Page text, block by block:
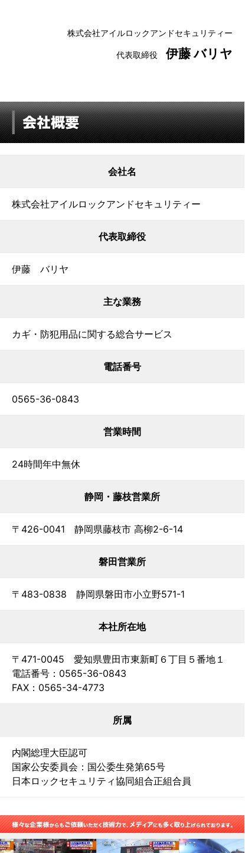
株式会社アイルロックアンドセキュリティー
代表取締役 伊藤 バリヤ
会社名
株式会社アイルロックアンドセキュリティー
代表取締役
伊藤 バリヤ
主な業務
カギ・防犯用品に関する総合サービス
電話番号
0565-36-0843
営業時間
24時間年中無休
静岡・藤枝営業所
〒426-0041 静岡県藤枝市 高柳2-6-14
磐田営業所
〒483-0838 静岡県磐田市小立野571-1
本社所在地
〒471-0045 愛知県豊田市東新町６丁目５番地１
電話番号：0565-36-0843
FAX：0565-34-4773
所属
内閣総理大臣認可
国家公安委員会：国公委生発第65号
日本ロックセキュリティ協同組合正組合員